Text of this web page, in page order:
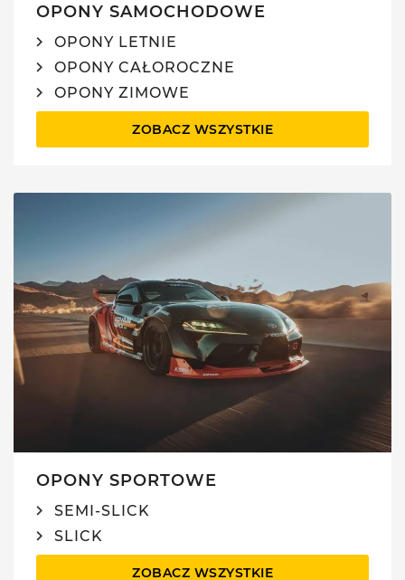
OPONY SAMOCHODOWE
OPONY LETNIE
OPONY CAŁOROCZNE
OPONY ZIMOWE
ZOBACZ WSZYSTKIE
OPONY SPORTOWE
SEMI-SLICK
SLICK
ZOBACZ WSZYSTKIE